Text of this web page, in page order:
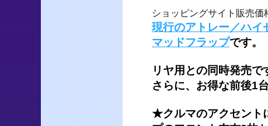
ショッピングサイト販売価
現行のアトレー／ハイ
マッドフラップです。
リヤ用との同時発売
さらに、お得な前後1
★クルマのアクセント